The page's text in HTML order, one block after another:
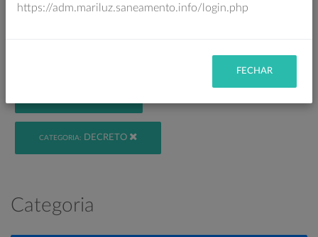
CATEGORIA: DECRETO
Categoria
https://adm.mariluz.saneamento.info/login.php
FECHAR